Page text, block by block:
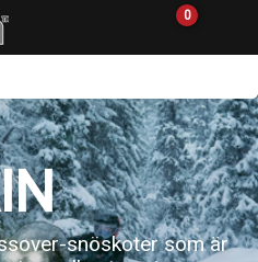
0
Personlig utrustning
Övrigt & Merch
Tillbehör
snöskoter som är